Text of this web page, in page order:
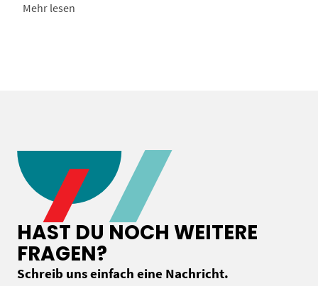
Mehr lesen
HAST DU NOCH WEITERE
FRAGEN?
Schreib uns einfach eine Nachricht.